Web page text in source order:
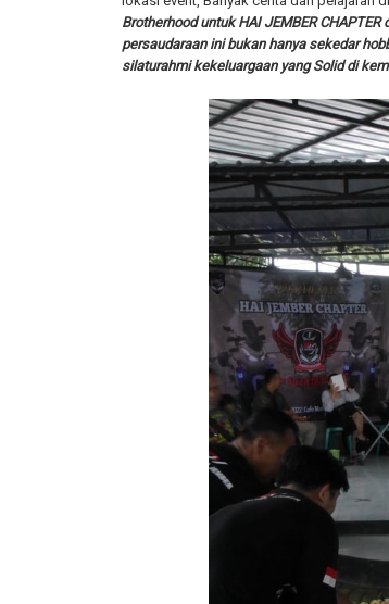
Brotherhood untuk HAI JEMBER
persaudaraan ini bukan hanya sekedar
silaturahmi kekeluargaan yang Solid di